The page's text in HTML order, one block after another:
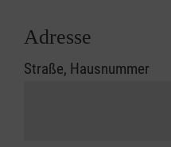
Adresse
Straße, Hausnummer